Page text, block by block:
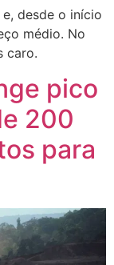
desde o início
médio. No
caro.
pico
200
para